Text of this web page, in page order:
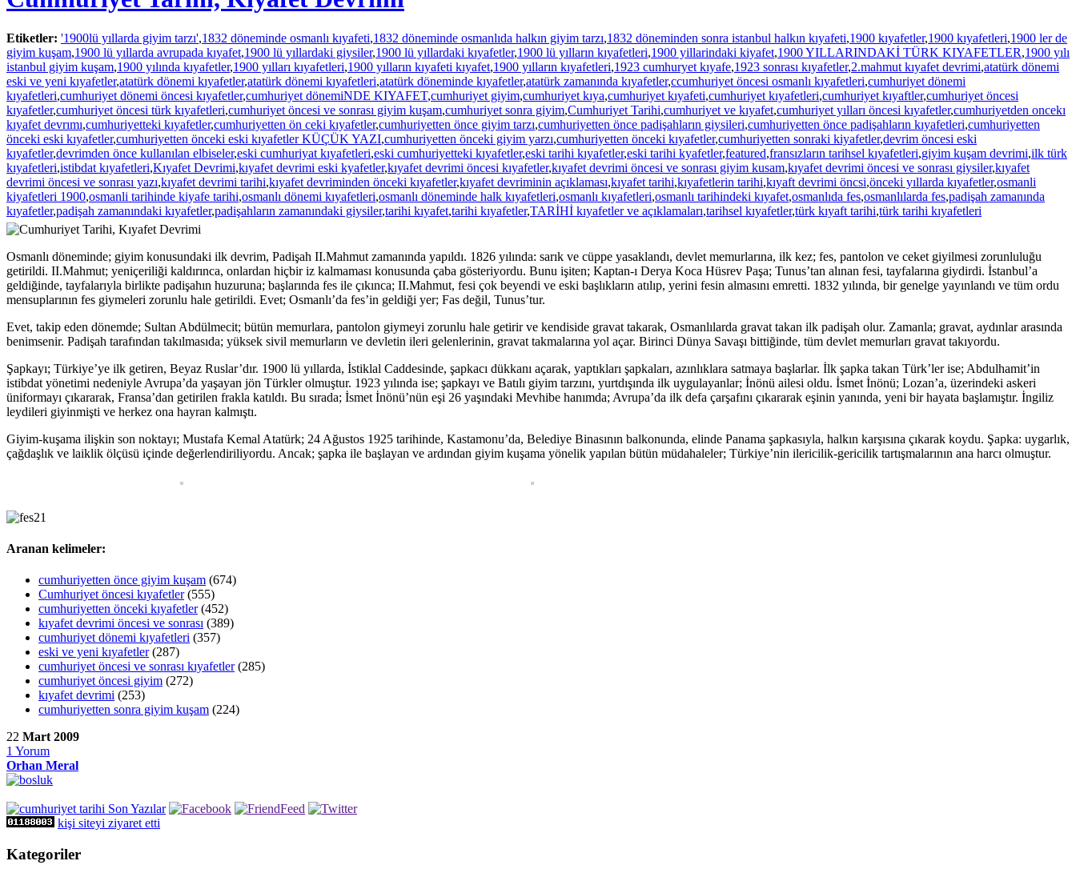
Etiketler: '1900lü yıllarda giyim tarzı',1832 döneminde osmanlı kıyafeti,1832 döneminde osmanlıda halkın giyim tarzı,1832 döneminden sonra istanbul halkın kıyafeti,1900 kıyafetler,1900 kıyafetleri,1900 ler de
giyim kuşam,1900 lü yıllarda avrupada kıyafet,1900 lü yıllardaki giysiler,1900 lü yıllardaki kıyafetler,1900 lü yılların kıyafetleri,1900 yillarindaki kiyafet,1900 YILLARINDAKİ TÜRK KIYAFETLER,1900 yılı
istanbul giyim kuşam,1900 yılında kıyafetler,1900 yılları kıyafetleri,1900 yılların kıyafeti kıyafet,1900 yılların kıyafetleri,1923 cumhuryet kıyafe,1923 sonrası kıyafetler,2.mahmut kıyafet devrimi,atatürk dönemi
eski ve yeni kıyafetler,atatürk dönemi kıyafetler,atatürk dönemi kıyafetleri,atatürk döneminde kıyafetler,atatürk zamanında kıyafetler,ccumhuriyet öncesi osmanlı kıyafetleri,cumhuriyet dönemi
kıyafetleri,cumhuriyet dönemi öncesi kıyafetler,cumhuriyet dönemiNDE KIYAFET,cumhuriyet giyim,cumhuriyet kıya,cumhuriyet kıyafeti,cumhuriyet kıyafetleri,cumhuriyet kıyaftler,cumhuriyet öncesi
kıyafetler,cumhuriyet öncesi türk kıyafetleri,cumhuriyet öncesi ve sonrası giyim kuşam,cumhuriyet sonra giyim,Cumhuriyet Tarihi,cumhuriyet ve kıyafet,cumhuriyet yılları öncesi kıyafetler,cumhuriyetden oncekı
kıyafet devrımı,cumhuriyetteki kıyafetler,cumhuriyetten ön ceki kıyafetler,cumhuriyetten önce giyim tarzı,cumhuriyetten önce padişahların giysileri,cumhuriyetten önce padişahların kıyafetleri,cumhuriyetten
önceki eski kıyafetler,cumhuriyetten önceki eski kıyafetler KÜÇÜK YAZI,cumhuriyetten önceki giyim yarzı,cumhuriyetten önceki kıyafetler,cumhuriyetten sonraki kiyafetler,devrim öncesi eski
kıyafetler,devrimden önce kullanılan elbiseler,eski cumhuriyat kıyafetleri,eski cumhuriyetteki kıyafetler,eski tarihi kıyafetler,eski tarihi kyafetler,featured,fransızların tarihsel kıyafetleri,giyim kuşam devrimi,ilk türk
kıyafetleri,istibdat kıyafetleri,Kıyafet Devrimi,kıyafet devrimi eski kyafetler,kıyafet devrimi öncesi kıyafetler,kıyafet devrimi öncesi ve sonrası giyim kusam,kıyafet devrimi öncesi ve sonrası giysiler,kıyafet
devrimi öncesi ve sonrası yazı,kıyafet devrimi tarihi,kıyafet devriminden önceki kıyafetler,kıyafet devriminin açıklaması,kıyafet tarihi,kıyafetlerin tarihi,kıyaft devrimi öncsi,önceki yıllarda kıyafetler,osmanli
kiyafetleri 1900,osmanli tarihinde kiyafe tarihi,osmanlı dönemi kıyafetleri,osmanlı döneminde halk kıyafetleri,osmanlı kıyafetleri,osmanlı tarihindeki kıyafet,osmanlıda fes,osmanlılarda fes,padişah zamanında
kıyafetler,padişah zamanındaki kıyafetler,padişahların zamanındaki giysiler,tarihi kıyafet,tarihi kıyafetler,TARİHİ kıyafetler ve açıklamaları,tarihsel kıyafetler,türk kıyaft tarihi,türk tarihi kıyafetleri
Osmanlı döneminde; giyim konusundaki ilk devrim, Padişah II.Mahmut zamanında yapıldı. 1826 yılında: sarık ve cüppe yasaklandı, devlet memurlarına, ilk kez; fes, pantolon ve ceket giyilmesi zorunluluğu
getirildi. II.Mahmut; yeniçeriliği kaldırınca, onlardan hiçbir iz kalmaması konusunda çaba gösteriyordu. Bunu işiten; Kaptan-ı Derya Koca Hüsrev Paşa; Tunus’tan alınan fesi, tayfalarına giydirdi. İstanbul’a
geldiğinde, tayfalarıyla birlikte padişahın huzuruna; başlarında fes ile çıkınca; II.Mahmut, fesi çok beyendi ve eski başlıkların atılıp, yerini fesin almasını emretti. 1832 yılında, bir genelge yayınlandı ve tüm ordu
mensuplarının fes giymeleri zorunlu hale getirildi. Evet; Osmanlı’da fes’in geldiği yer; Fas değil, Tunus’tur.
Evet, takip eden dönemde; Sultan Abdülmecit; bütün memurlara, pantolon giymeyi zorunlu hale getirir ve kendiside gravat takarak, Osmanlılarda gravat takan ilk padişah olur. Zamanla; gravat, aydınlar arasında
benimsenir. Padişah tarafından takılmasıda; yüksek sivil memurların ve devletin ileri gelenlerinin, gravat takmalarına yol açar. Birinci Dünya Savaşı bittiğinde, tüm devlet memurları gravat takıyordu.
Şapkayı; Türkiye’ye ilk getiren, Beyaz Ruslar’dır. 1900 lü yıllarda, İstiklal Caddesinde, şapkacı dükkanı açarak, yaptıkları şapkaları, azınlıklara satmaya başlarlar. İlk şapka takan Türk’ler ise; Abdulhamit’in
istibdat yönetimi nedeniyle Avrupa’da yaşayan jön Türkler olmuştur. 1923 yılında ise; şapkayı ve Batılı giyim tarzını, yurtdışında ilk uygulayanlar; İnönü ailesi oldu. İsmet İnönü; Lozan’a, üzerindeki askeri
üniformayı çıkararak, Fransa’dan getirilen frakla katıldı. Bu sırada; İsmet İnönü’nün eşi 26 yaşındaki Mevhibe hanımda; Avrupa’da ilk defa çarşafını çıkararak eşinin yanında, yeni bir hayata başlamıştır. İngiliz
leydileri giyinmişti ve herkez ona hayran kalmıştı.
Giyim-kuşama ilişkin son noktayı; Mustafa Kemal Atatürk; 24 Ağustos 1925 tarihinde, Kastamonu’da, Belediye Binasının balkonunda, elinde Panama şapkasıyla, halkın karşısına çıkarak koydu. Şapka: uygarlık,
çağdaşlık ve laiklik ölçüsü içinde değerlendiriliyordu. Ancak; şapka ile başlayan ve ardından giyim kuşama yönelik yapılan bütün müdahaleler; Türkiye’nin ilericilik-gericilik tartışmalarının ana harcı olmuştur.
Aranan kelimeler:
cumhuriyetten önce giyim kuşam (674)
Cumhuriyet öncesi kıyafetler(555)
cumhuriyetten önceki kıyafetler(452)
kıyafet devrimi öncesi ve sonrası (389)
cumhuriyet dönemi kıyafetleri (357)
eski ve yeni kıyafetler(287)
cumhuriyet öncesi ve sonrası kıyafetler(285)
cumhuriyet öncesi giyim (272)
kıyafet devrimi (253)
cumhuriyetten sonra giyim kuşam (224)
22 Mart 2009
1 Yorum
Orhan Meral
kişi siteyi ziyaret etti
Kategoriler